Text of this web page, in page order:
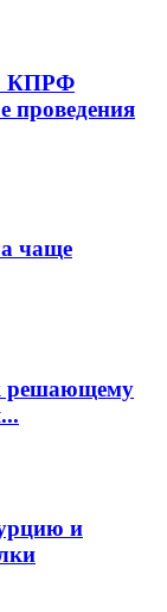
КПРФ
проведения
чаще
решающему
и